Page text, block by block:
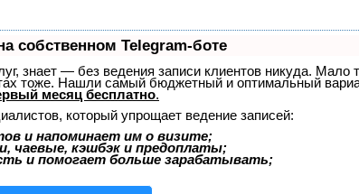
собственном Telegram-боте
знает — без ведения записи клиентов никуда. Мало
тоже. Нашли самый бюджетный и оптимальный
месяц бесплатно.
который упрощает ведение записей:
и напоминает им о визите;
чаевые, кэшбэк и предоплаты;
и помогает больше зарабатывать;